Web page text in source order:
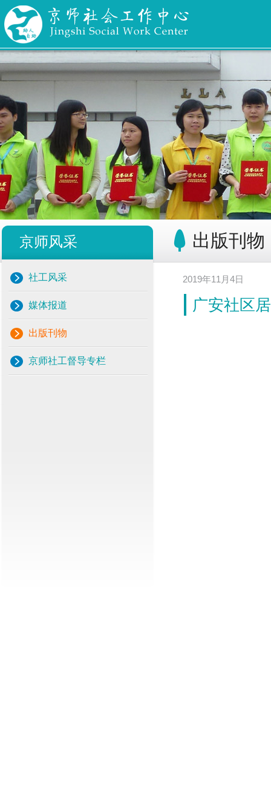
京师风采
社工风采
媒体报道
出版刊物
京师社工督导专栏
出版刊物
2019年11月4日
广安社区